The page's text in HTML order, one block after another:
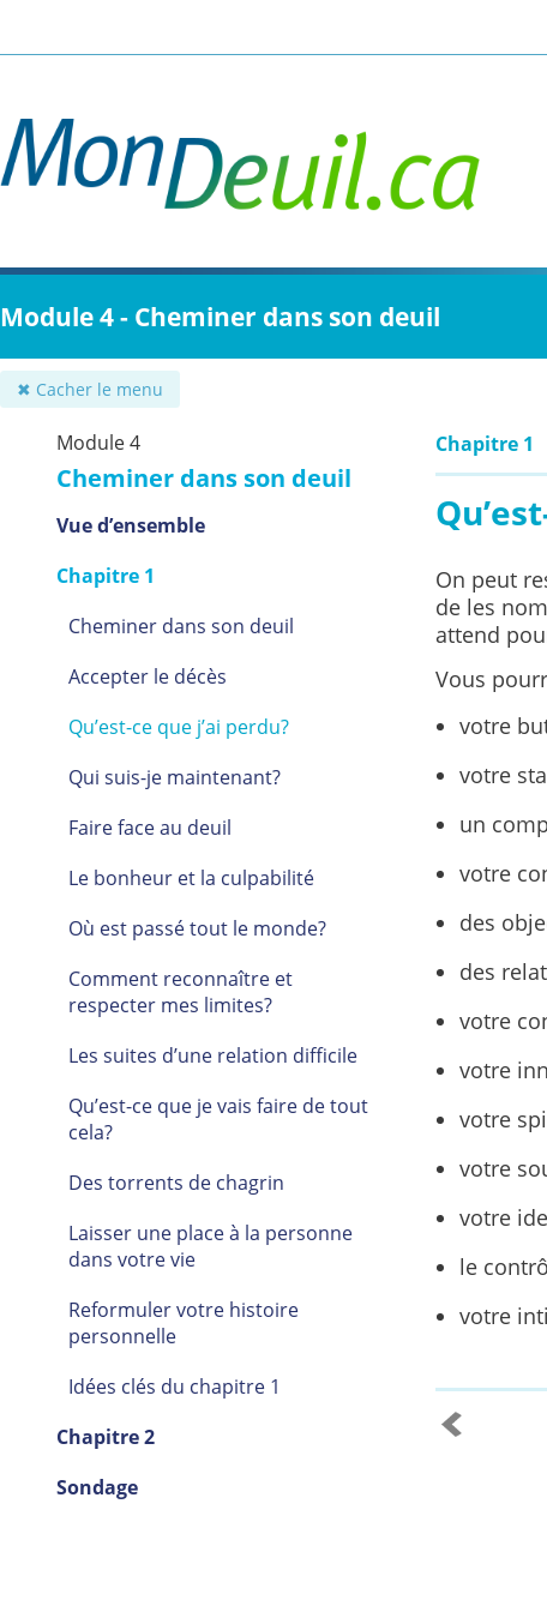
contenu
Module 4 - Cheminer dans son deuil
✖ Cacher le menu
Module 4
Cheminer dans son deuil
Vue d’ensemble
Chapitre 1
Cheminer dans son deuil
Accepter le décès
Qu’est-ce que j’ai perdu?
Qui suis-je maintenant?
Faire face au deuil
Le bonheur et la culpabilité
Où est passé tout le monde?
Comment reconnaître et
respecter mes limites?
Les suites d’une relation difficile
Qu’est-ce que je vais faire de tout
cela?
Des torrents de chagrin
Laisser une place à la personne
dans votre vie
Reformuler votre histoire
personnelle
Idées clés du chapitre 1
Chapitre 2
Sondage
Chapitre 1
On peut
de les
attend
Vous
votre
votre
un
votre
des
des
votre
votre
votre
votre
votre
le
votre